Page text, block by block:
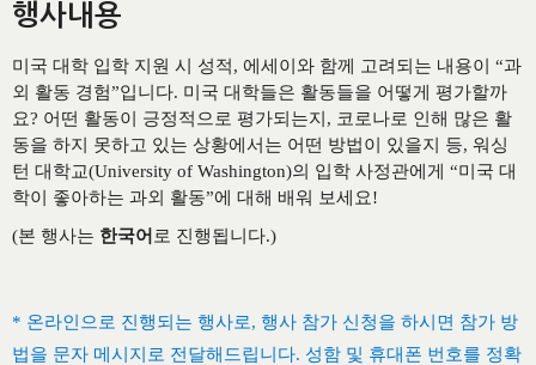
행사내용
미국 대학 입학 지원 시 성적, 에세이와 함께 고려되는 내용이 “과
외 활동 경험”입니다. 미국 대학들은 활동들을 어떻게 평가할까
요? 어떤 활동이 긍정적으로 평가되는지, 코로나로 인해 많은 활
동을 하지 못하고 있는 상황에서는 어떤 방법이 있을지 등, 워싱
턴 대학교(University of Washington)의 입학 사정관에게 “미국 대
학이 좋아하는 과외 활동”에 대해 배워 보세요!
(본 행사는 한국어 로 진행됩니다.)
* 온라인으로 진행되는 행사로, 행사 참가 신청을 하시면 참가 방
법을 문자 메시지로 전달해드립니다. 성함 및 휴대폰 번호를 정확